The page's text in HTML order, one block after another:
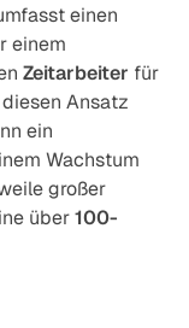
einen
einem
Zeitarbeiter für
Ansatz
ein
Wachstum
großer
über100-